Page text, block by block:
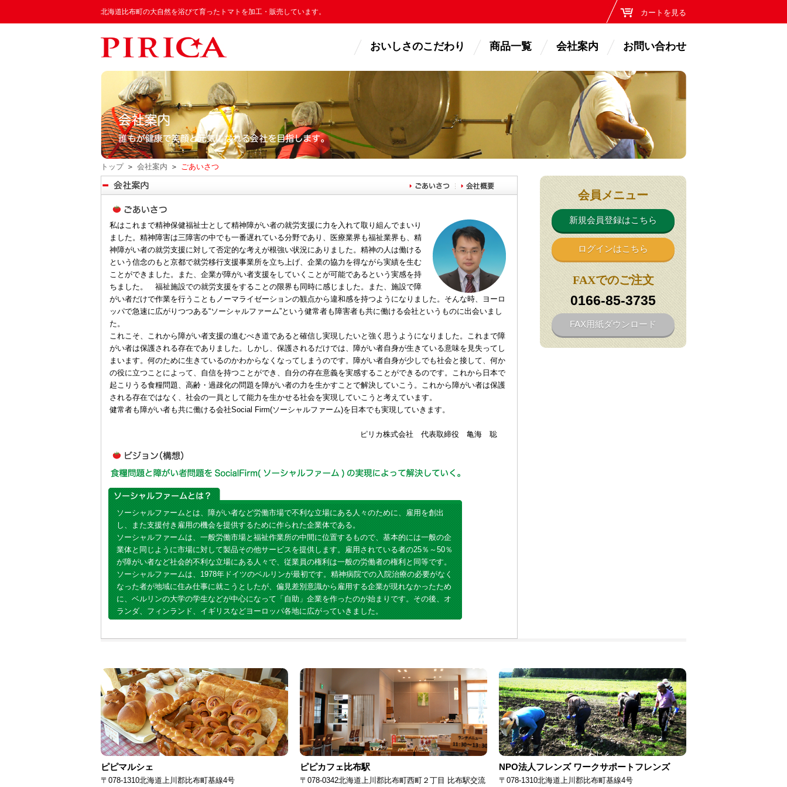
北海道比布町の大自然を浴びて育ったトマトを加工・販売しています。 カートを見る
おいしさのこだわり 商品一覧 会社案内 お問い合わせ
トップ ＞ 会社案内 ＞ ごあいさつ
私はこれまで精神保健福祉士として精神障がい者の就労支援に力を入れて取り組んでまいり
ました。精神障害は三障害の中でも一番遅れている分野であり、医療業界も福祉業界も、精
神障がい者の就労支援に対して否定的な考えが根強い状況にありました。精神の人は働ける
という信念のもと京都で就労移行支援事業所を立ち上げ、企業の協力を得ながら実績を生む
ことができました。また、企業が障がい者支援をしていくことが可能であるという実感を持
ちました。 福祉施設での就労支援をすることの限界も同時に感じました。また、施設で障
がい者だけで作業を行うこともノーマライゼーションの観点から違和感を持つようになりました。そんな時、ヨーロ
ッパで急速に広がりつつある“ソーシャルファーム”という健常者も障害者も共に働ける会社というものに出会いまし
た。
これこそ、これから障がい者支援の進むべき道であると確信し実現したいと強く思うようになりました。これまで障
がい者は保護される存在でありました。しかし、保護されるだけでは、障がい者自身が生きている意味を見失ってし
まいます。何のために生きているのかわからなくなってしまうのです。障がい者自身が少しでも社会と接して、何か
の役に立つことによって、自信を持つことができ、自分の存在意義を実感することができるのです。これから日本で
起こりうる食糧問題、高齢・過疎化の問題を障がい者の力を生かすことで解決していこう。これから障がい者は保護
される存在ではなく、社会の一員として能力を生かせる社会を実現していこうと考えています。
健常者も障がい者も共に働ける会社Social Firm(ソーシャルファーム)を日本でも実現していきます。
ピリカ株式会社 代表取締役 亀海 聡
ソーシャルファームとは、障がい者など労働市場で不利な立場にある人々のために、雇用を創出
し、また支援付き雇用の機会を提供するために作られた企業体である。
ソーシャルファームは、一般労働市場と福祉作業所の中間に位置するもので、基本的には一般の企
業体と同じように市場に対して製品その他サービスを提供します。雇用されている者の25％～50％
が障がい者など社会的不利な立場にある人々で、従業員の権利は一般の労働者の権利と同等です。
ソーシャルファームは、1978年ドイツのベルリンが最初です。精神病院での入院治療の必要がなく
なった者が地域に住み仕事に就こうとしたが、偏見差別意識から雇用する企業が現れなかったため
に、ベルリンの大学の学生などが中心になって「自助」企業を作ったのが始まりです。その後、オ
ランダ、フィンランド、イギリスなどヨーロッパ各地に広がっていきました。
会員メニュー
新規会員登録はこちら
ログインはこちら
FAXでのご注文
0166-85-3735
FAX用紙ダウンロード
ピピマルシェ
〒078-1310北海道上川郡比布町基線4号
ピピカフェ比布駅
〒078-0342北海道上川郡比布町西町２丁目 比布駅交流
NPO法人フレンズ ワークサポートフレンズ
〒078-1310北海道上川郡比布町基線4号